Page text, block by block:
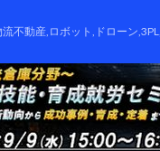
流不動産,ロボット,ドローン